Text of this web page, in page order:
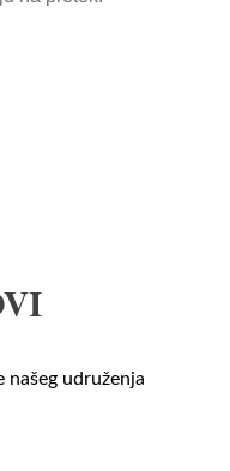
našeg udruženja